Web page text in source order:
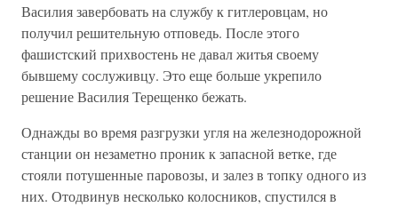
Василия завербовать на службу к гитлеровцам, но
получил решительную отповедь. После этого
фашистский прихвостень не давал житья своему
бывшему сослуживцу. Это еще больше укрепило
решение Василия Терещенко бежать.
Однажды во время разгрузки угля на железнодорожной
станции он незаметно проник к запасной ветке, где
стояли потушенные паровозы, и залез в топку одного из
них. Отодвинув несколько колосников, спустился в